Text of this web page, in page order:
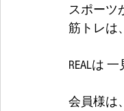
スポーツ
筋トレは
REALは
会員様は